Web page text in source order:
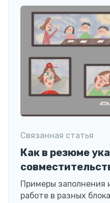
Связанная статья
Как в резюме
Примеры заполнения
работе в разных